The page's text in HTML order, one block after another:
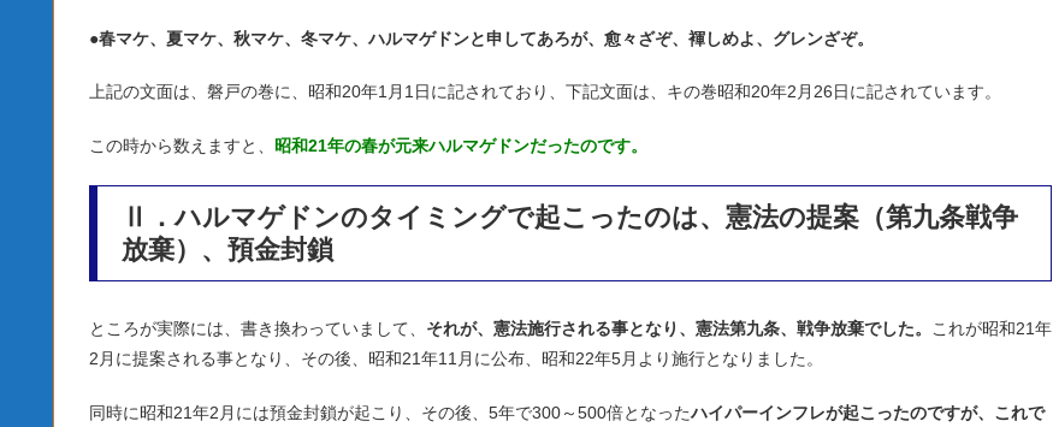
●春マケ、夏マケ、秋マケ、冬マケ、ハルマゲドンと申してあろが、愈々ざぞ、褌しめよ、グレンざぞ。
上記の文面は、磐戸の巻に、昭和20年1月1日に記されており、下記文面は、キの巻昭和20年2月26日に記されています。
この時から数えますと、 昭和21年の春が元来ハルマゲドンだったのです。
Ⅱ．ハルマゲドンのタイミングで起こったのは、憲法の提案（第九条戦争
放棄）、預金封鎖
ところが実際には、書き換わっていまして、 それが、憲法施行される事となり、憲法第九条、戦争放棄でした。 これが昭和21年
2月に提案される事となり、その後、昭和21年11月に公布、昭和22年5月より施行となりました。
同時に昭和21年2月には預金封鎖が起こり、その後、5年で300～500倍となったハイパーインフレが起こったのですが、これで